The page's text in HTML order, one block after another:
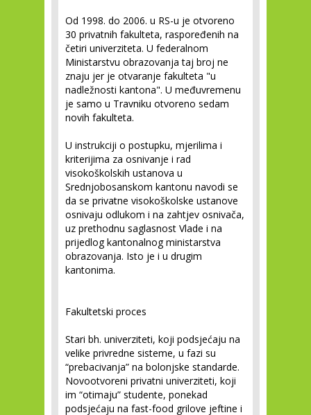
Od 1998. do 2006. u RS-u je otvoreno
30 privatnih fakulteta, raspoređenih na
četiri univerziteta. U federalnom
Ministarstvu obrazovanja taj broj ne
znaju jer je otvaranje fakulteta "u
nadležnosti kantona". U međuvremenu
je samo u Travniku otvoreno sedam
novih fakulteta.
U instrukciji o postupku, mjerilima i
kriterijima za osnivanje i rad
visokoškolskih ustanova u
Srednjobosanskom kantonu navodi se
da se privatne visokoškolske ustanove
osnivaju odlukom i na zahtjev osnivača,
uz prethodnu saglasnost Vlade i na
prijedlog kantonalnog ministarstva
obrazovanja. Isto je i u drugim
kantonima.
Fakultetski proces
Stari bh. univerziteti, koji podsjećaju na
velike privredne sisteme, u fazi su
“prebacivanja” na bolonjske standarde.
Novootvoreni privatni univerziteti, koji
im “otimaju” studente, ponekad
podsjećaju na fast-food grilove jeftine i